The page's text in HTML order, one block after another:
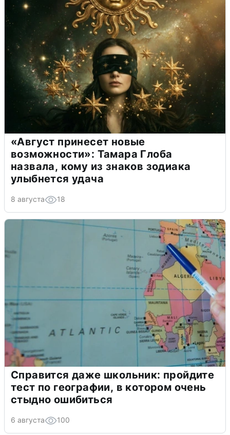
«Август принесет новые
возможности»: Тамара Глоба
назвала, кому из знаков зодиака
улыбнется удача
8 августа 18
Справится даже школьник: пройдите
тест по географии, в котором очень
стыдно ошибиться
6 августа 100